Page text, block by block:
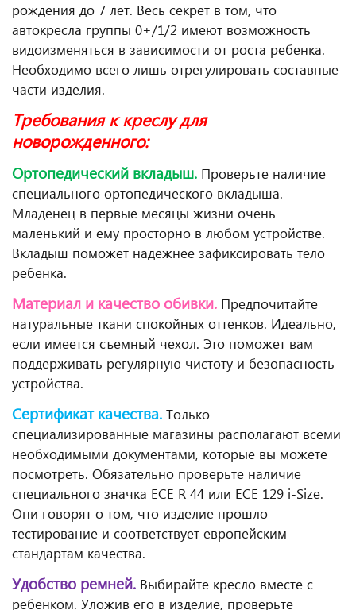
рождения до 7 лет. Весь секрет в том, что
автокресла группы 0+/1/2 имеют возможность
видоизменяться в зависимости от роста ребенка.
Необходимо всего лишь отрегулировать составные
части изделия.
Требования к креслу для
новорожденного:
Ортопедический вкладыш. Проверьте наличие
специального ортопедического вкладыша.
Младенец в первые месяцы жизни очень
маленький и ему просторно в любом устройстве.
Вкладыш поможет надежнее зафиксировать тело
ребенка.
Материал и качество обивки. Предпочитайте
натуральные ткани спокойных оттенков. Идеально,
если имеется съемный чехол. Это поможет вам
поддерживать регулярную чистоту и безопасность
устройства.
Сертификат качества. Только
специализированные магазины располагают всеми
необходимыми документами, которые вы можете
посмотреть. Обязательно проверьте наличие
специального значка ЕСЕ R 44 или ECE 129 i-Size.
Они говорят о том, что изделие прошло
тестирование и соответствует европейским
стандартам качества.
Удобство ремней. Выбирайте кресло вместе с
ребенком. Уложив его в изделие, проверьте